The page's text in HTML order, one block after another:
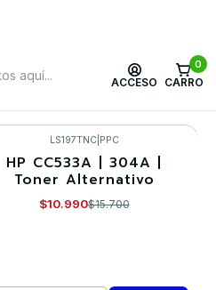
ACCESO
0
CARRO
-30%
LS197TNC| PPC
HP CC533A | 304A |
Toner Alternativo
$10.990$15.700